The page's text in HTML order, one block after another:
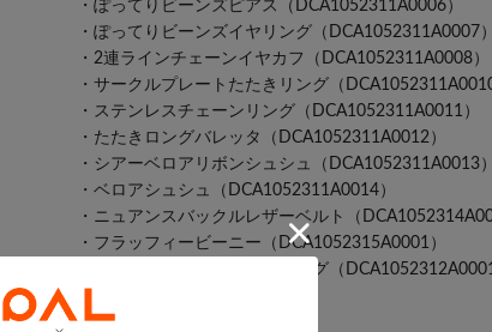
・ぽってりビーンズピアス（DCA1052311A0006）
・ぽってりビーンズイヤリング（DCA1052311A0007）
・2連ラインチェーンイヤカフ（DCA1052311A0008）
・サークルプレートたたきリング（DCA1052311A0010
・ステンレスチェーンリング（DCA1052311A0011）
・たたきロングバレッタ（DCA1052311A0012）
・シアーベロアリボンシュシュ（DCA1052311A0013）
・ベロアシュシュ（DCA1052311A0014）
・ニュアンスバックルレザーベルト（
・フラッフィービーニー（DCA1052315A0001）
・オリジナルカフェトートバッグ（DCA1052312A0001
【カラー表記について】